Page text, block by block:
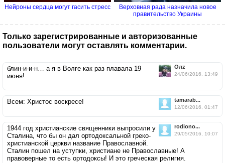
Нейроны сердца могут гасить стресс
Верховная рада назначила новое
правительство Украины
Только зарегистрированные и авторизованные
пользователи могут оставлять комментарии.
Олz
24/06/2016, 13:49
блин-и-и-н… а я в Волге как раз плавала 19
июня!
tamarab...
12/06/2016, 01:47
Всем: Христос воскресе!
rodiono...
29/05/2016, 10:07
1944 год христианские священники выпросили у
Сталина, что бы он дал ортодоксальной греко-
христианской церкви название Православной.
Сталин пошел на уступки, христиане не Православные! А
правоверные то есть ортодоксы! И это греческая религия.